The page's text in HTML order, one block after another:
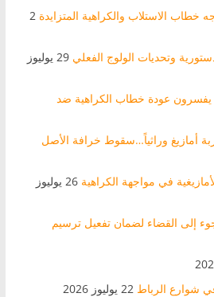
خطاب الاستلاب والكراهية المتزايدة 2
وتحديات الولوج الفعلي
29 يوليوز
يفسرون عودة خطاب الكراهية ضد
من المغاربة أمازيغ وراثياً…سقوط خرافة الأصل
في مواجهة الكراهية
26 يوليوز
إلى القضاء لضمان تفعيل ترسيم
شوارع الرباط 22 يوليوز 2026